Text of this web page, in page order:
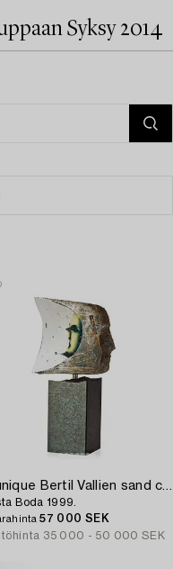
Syksy 2014
A unique Bertil Vallien sand cast glass sculpture,
Boda 1999.
57 000 SEK
35 000 - 50 000 SEK